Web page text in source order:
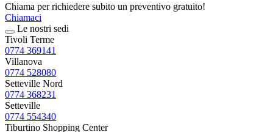
Chiama per richiedere subito un preventivo gratuito!
Chiamaci
Le nostri sedi
Tivoli Terme
0774 369141
Villanova
0774 528080
Setteville Nord
0774 368231
Setteville
0774 554340
Tiburtino Shopping Center